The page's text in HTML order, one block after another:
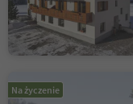
Na życzenie